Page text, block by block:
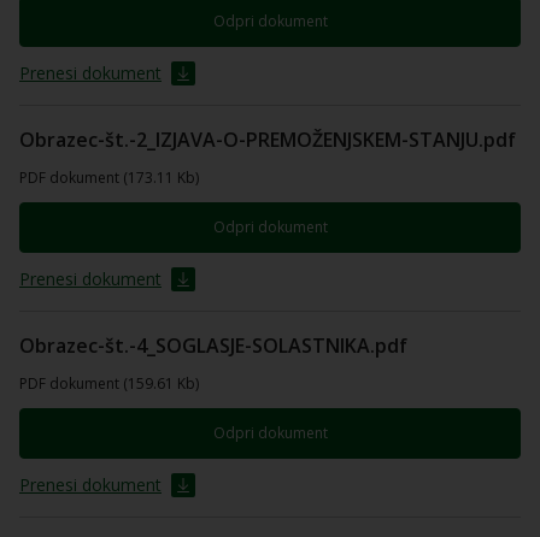
Odpri dokument
Prenesi dokument
Obrazec-št.-2_IZJAVA-O-PREMOŽENJSKEM-STANJU.pdf
PDF dokument (173.11 Kb)
Odpri dokument
Prenesi dokument
Obrazec-št.-4_SOGLASJE-SOLASTNIKA.pdf
PDF dokument (159.61 Kb)
Odpri dokument
Prenesi dokument